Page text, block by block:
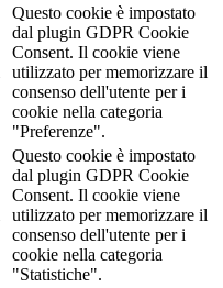
Questo cookie è impostato
dal plugin GDPR Cookie
Consent. Il cookie viene
utilizzato per memorizzare il
consenso dell'utente per i
cookie nella categoria
"Preferenze".
Questo cookie è impostato
dal plugin GDPR Cookie
Consent. Il cookie viene
utilizzato per memorizzare il
consenso dell'utente per i
cookie nella categoria
"Statistiche".